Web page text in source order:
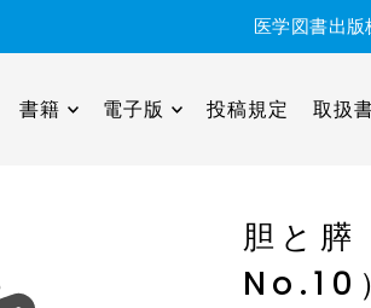
医学図書出版
書籍 電子版 投稿規定 取扱
胆と
No.10